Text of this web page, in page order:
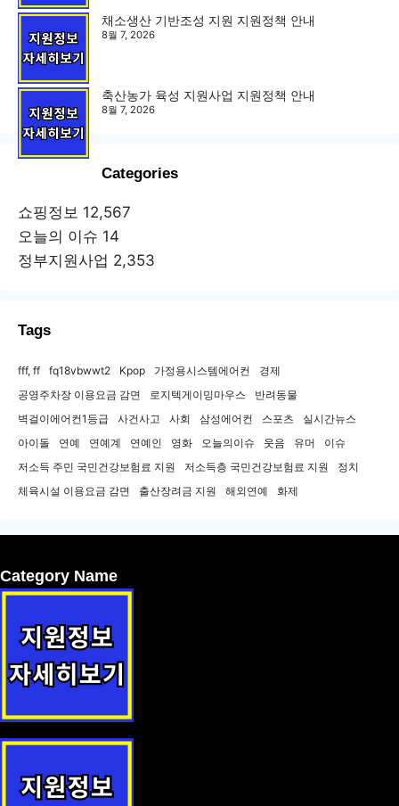
채소생산 기반조성 지원 지원정책 안내
8월 7, 2026
축산농가 육성 지원사업 지원정책 안내
8월 7, 2026
Categories
쇼핑정보 12,567
오늘의 이슈 14
정부지원사업 2,353
Tags
fff, ff fq18vbwwt2 Kpop 가정용시스템에어컨
경제
공영주차장 이용요금 감면
로지텍게이밍마우스
반려동물
벽걸이에어컨1등급
사건사고 사회 삼성에어컨 스포츠
실시간뉴스
아이돌
연예 연예계 연예인 영화 오늘의이슈 웃음 유머
이슈
저소득 주민 국민건강보험료 지원
저소득층 국민건강보험료 지원
정치
체육시설 이용요금 감면
출산장려금 지원 해외연예 화제
Category Name